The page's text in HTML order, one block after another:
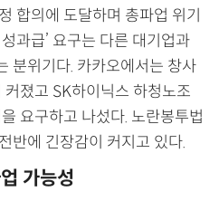
합의에 도달하며 총파업 위기
과급’ 요구는 다른 대기업과
분위기다. 카카오에서는 창사
졌고 SK하이닉스 하청노조
요구하고 나섰다. 노란봉투법
반에 긴장감이 커지고 있다.
가능성